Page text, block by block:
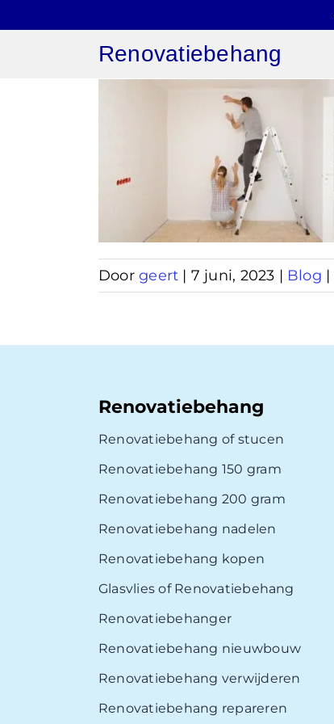
naar
Renovatiebehang
Doorgeert | 7 juni, 2023 | Blog |
Renovatiebehang
Renovatiebehang of stucen
Renovatiebehang 150 gram
Renovatiebehang 200 gram
Renovatiebehang nadelen
Renovatiebehang kopen
Glasvlies of Renovatiebehang
Renovatiebehanger
Renovatiebehang nieuwbouw
Renovatiebehang verwijderen
Renovatiebehang repareren